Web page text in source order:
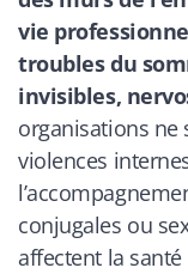
vie
troubles du
invisibles,
organisations ne
violences
conjugales ou
affectent la